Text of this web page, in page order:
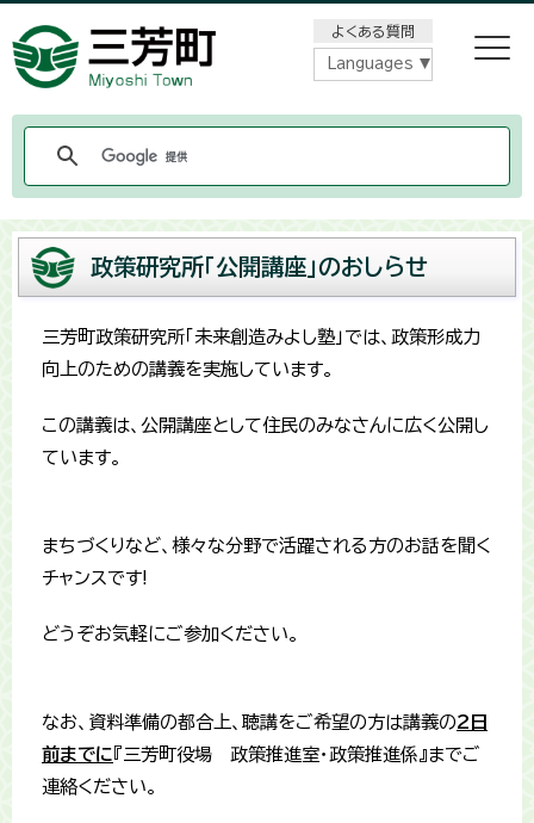
よくある質問
Languages
政策研究所「公開講座」のおしらせ
三芳町政策研究所「未来創造みよし塾」では、政策形成力
向上のための講義を実施しています。
この講義は、公開講座として住民のみなさんに広く公開し
ています。
まちづくりなど、様々な分野で活躍される方のお話を聞く
チャンスです!
どうぞお気軽にご参加ください。
なお、資料準備の都合上、聴講をご希望の方は講義の2 日
前までに 『三芳町役場 政策推進室・政策推進係』までご
連絡ください。